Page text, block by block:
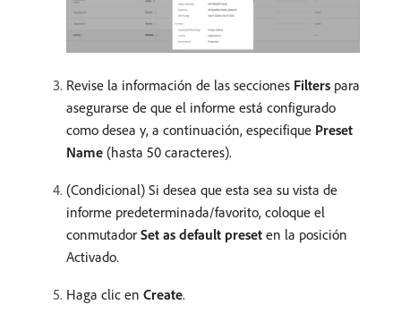
Revise la información de las secciones Filters para
asegurarse de que el informe está configurado
como desea y, a continuación, especifique Preset
Name (hasta 50 caracteres).
(Condicional) Si desea que esta sea su vista de
informe predeterminada/favorito, coloque el
conmutador Set as default preset en la posición
Activado.
Haga clic en Create.